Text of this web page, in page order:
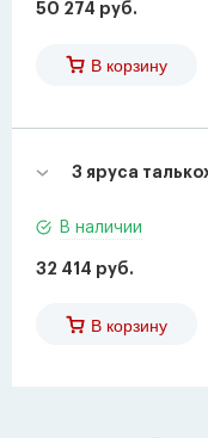
50 274 руб.
В корзину
3 яруса
В наличии
32 414 руб.
В корзину